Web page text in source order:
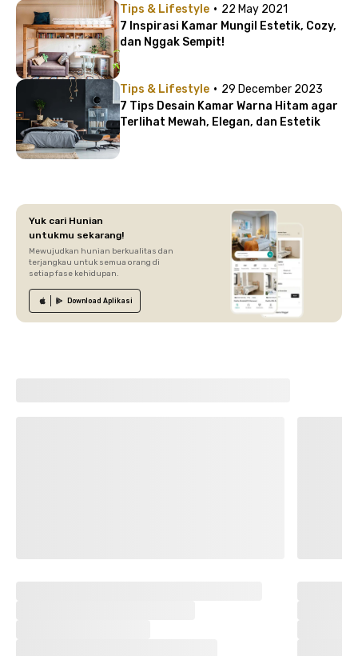
Tips & Lifestyle · 22 May 2021
7 Inspirasi Kamar Mungil Estetik, Cozy,
dan Nggak Sempit!
Tips & Lifestyle · 29 December 2023
7 Tips Desain Kamar Warna Hitam agar
Terlihat Mewah, Elegan, dan Estetik
Yuk cari Hunian
untukmu sekarang!
Mewujudkan hunian berkualitas dan
terjangkau untuk semua orang di
setiap fase kehidupan.
Download Aplikasi